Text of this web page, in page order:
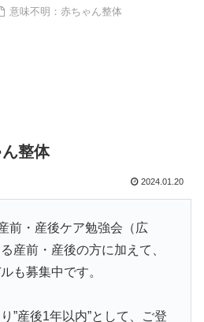
意味不明：赤ちゃん整体
整体
2024.01.20
前・産後ケア勉強会（広
産前・産後の方に加えて、
も募集中です。
”産後1年以内”として、ご登